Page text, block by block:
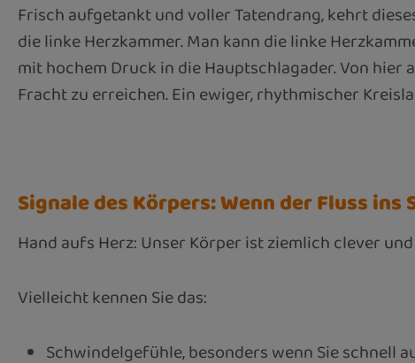
Frisch aufgetankt und voller Tatendrang, kehrt
die linke Herzkammer. Man kann die linke
mit hochem Druck in die Hauptschlagader. Von
Fracht zu erreichen. Ein ewiger, rhythmischer
Signale des Körpers: Wenn der Fluss ins
Hand aufs Herz: Unser Körper ist ziemlich clever
Vielleicht kennen Sie das:
Schwindelgefühle, besonders wenn Sie schnell